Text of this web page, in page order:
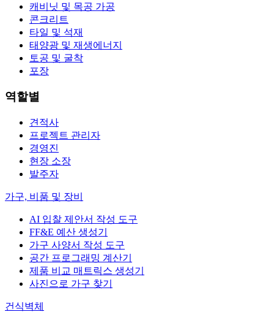
캐비닛 및 목공 가공
콘크리트
타일 및 석재
태양광 및 재생에너지
토공 및 굴착
포장
역할별
견적사
프로젝트 관리자
경영진
현장 소장
발주자
가구, 비품 및 장비
AI 입찰 제안서 작성 도구
FF&E 예산 생성기
가구 사양서 작성 도구
공간 프로그래밍 계산기
제품 비교 매트릭스 생성기
사진으로 가구 찾기
건식벽체